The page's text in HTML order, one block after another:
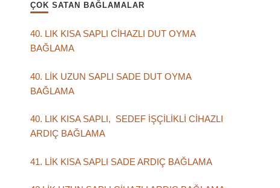
ÇOK SATAN BAĞLAMALAR
40. LIK KISA SAPLI CİHAZLI DUT OYMA
BAĞLAMA
40. LİK UZUN SAPLI SADE DUT OYMA
BAĞLAMA
40. LIK KISA SAPLI, SEDEF İŞÇİLİKLİ CİHAZLI
ARDIÇ BAĞLAMA
41. LİK KISA SAPLI SADE ARDIÇ BAĞLAMA